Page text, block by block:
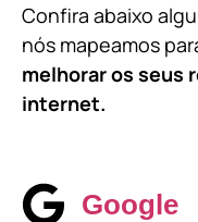
Confira abaixo
nós mapeamos
melhorar os seus
internet.
Google